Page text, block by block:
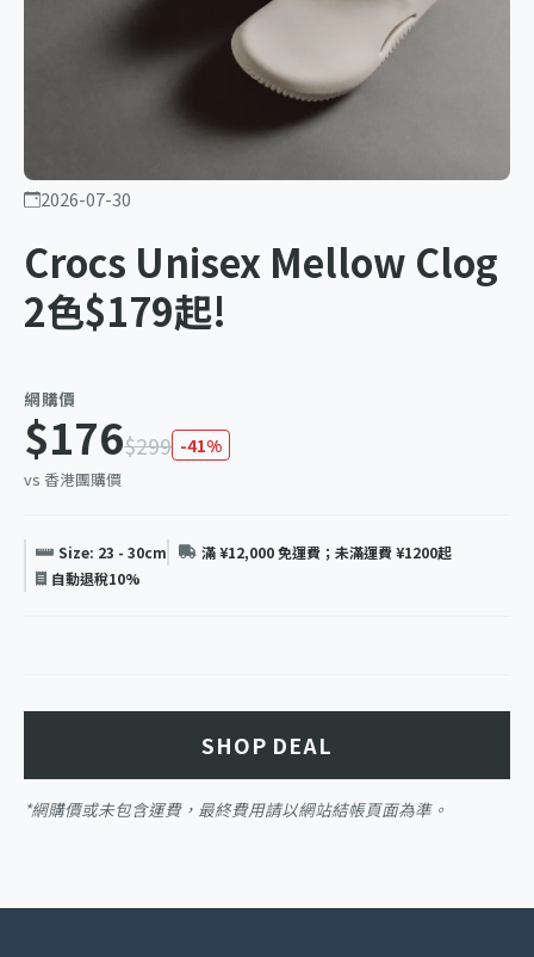
2026-07-30
Crocs Unisex Mellow Clog
2色$179起!
網購價
$176$299 -41%
vs 香港團購價
Size: 23 - 30cm
滿 ¥12,000 免運費；未滿運費 ¥1200起
自動退稅10%
SHOP DEAL
*網購價或未包含運費，最終費用請以網站結帳頁面為準。